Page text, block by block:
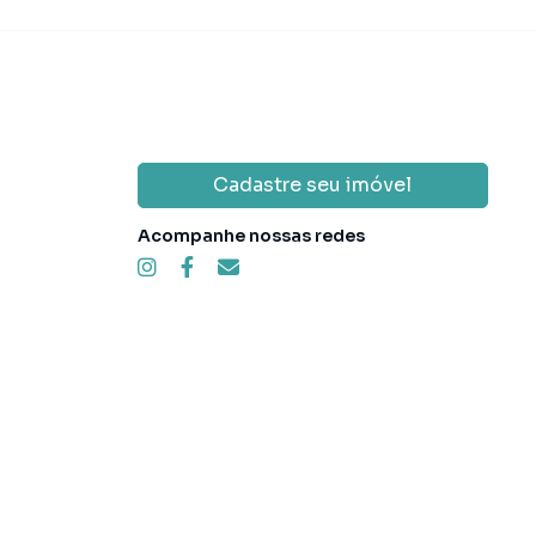
Cadastre seu imóvel
Acompanhe nossas redes